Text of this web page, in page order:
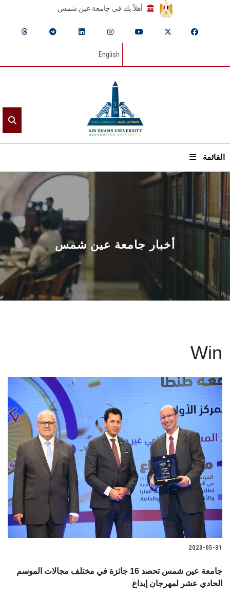
أهلاً بك في جامعة عين شمس
English
القائمة
الرئيسيـة
عن الجامعة
القطاعـات
الشئون الأكاديمية
البحث العلمي
الأنظمة الذكية
الإعلام
تواصل معنا
الطلاب
هيئة التدريس
الدراسات العليا
أخبار جامعة عين شمس
Win
2023-05-31
جامعة عين شمس تحصد 16 جائزة في مختلف مجالات الموسم
الحادي عشر لمهرجان إبداع